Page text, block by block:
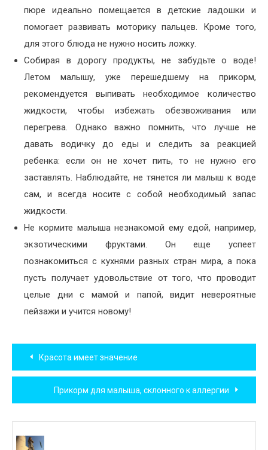
пюре идеально помещается в детские ладошки и
помогает развивать моторику пальцев. Кроме того,
для этого блюда не нужно носить ложку.
Собирая в дорогу продукты, не забудьте о воде!
Летом малышу, уже перешедшему на прикорм,
рекомендуется выпивать необходимое количество
жидкости, чтобы избежать обезвоживания или
перегрева. Однако важно помнить, что лучше не
давать водичку до еды и следить за реакцией
ребенка: если он не хочет пить, то не нужно его
заставлять. Наблюдайте, не тянется ли малыш к воде
сам, и всегда носите с собой необходимый запас
жидкости.
Не кормите малыша незнакомой ему едой, например,
экзотическими фруктами. Он еще успеет
познакомиться с кухнями разных стран мира, а пока
пусть получает удовольствие от того, что проводит
целые дни с мамой и папой, видит невероятные
пейзажи и учится новому!
Навигация
по
записям
Красота имеет значение
Прикорм для малыша, склонного к аллергии